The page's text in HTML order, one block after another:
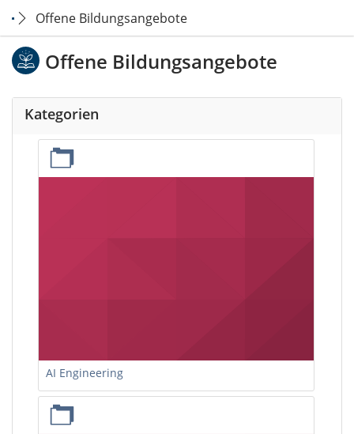
Offene Bildungsangebote
Offene Bildungsangebote
Kategorien
AI Engineering